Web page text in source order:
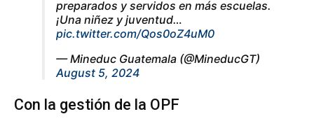
preparados y servidos en más escuelas.
¡Una niñez y juventud…
pic.twitter.com/Qos0oZ4uM0
— Mineduc Guatemala (@MineducGT)
August 5, 2024
Con la gestión de la OPF